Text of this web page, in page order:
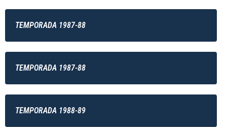
TEMPORADA 1987-88
TEMPORADA 1987-88
TEMPORADA 1988-89